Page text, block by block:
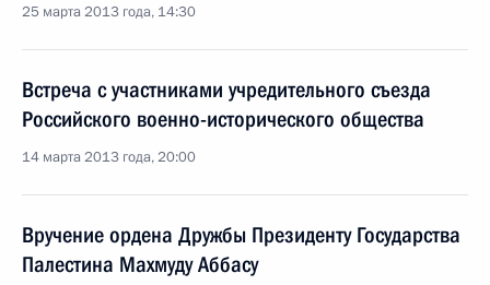
25 марта 2013 года, 14:30
Встреча с участниками учредительного съезда
Российского военно-исторического общества
14 марта 2013 года, 20:00
Вручение ордена Дружбы Президенту Государства
Палестина Махмуду Аббасу